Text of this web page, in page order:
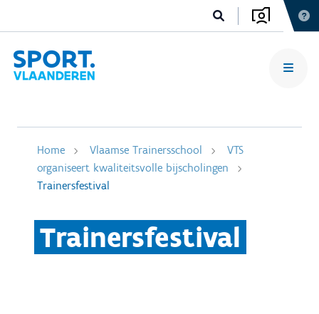
Home Vlaamse Trainersschool
VTS
organiseert kwaliteitsvolle bijscholingen
Trainersfestival
Trainersfestival